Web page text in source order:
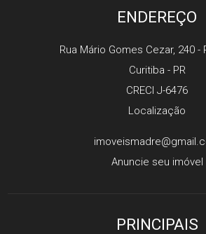
ENDEREÇO
Rua Mário Gomes Cezar, 240 -
Curitiba - PR
CRECI J-6476
Localização
Anuncie seu imóvel
PRINCIPAIS